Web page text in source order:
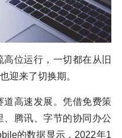
位运行，一切都在从旧
迎来了切换期。
道高速发展。凭借免费策
腾讯、字节的协同办公
的数据显示，2022年1